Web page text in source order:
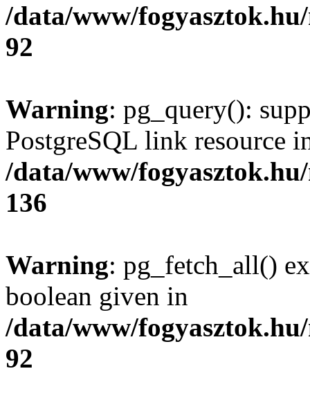
/data/www/
92
Warning: pg_query():
PostgreSQL link resource
/data/www/
136
Warning: pg_fetch_all()
boolean given in
/data/www/
92